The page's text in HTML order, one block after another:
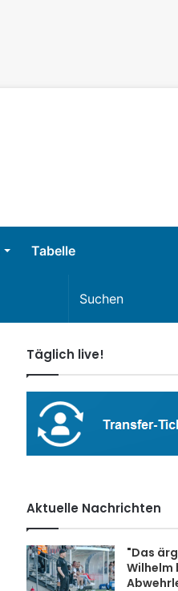
Tabelle
Täglich live!
Aktuelle Nachrichten
"Das
Wilhelm